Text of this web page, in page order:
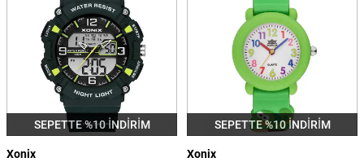
SEPETTE %10 İNDİRİM
Xonix
SEPETTE %10 İNDİRİM
Xonix